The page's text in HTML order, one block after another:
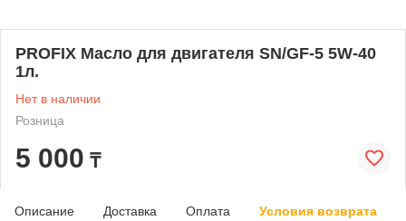
PROFIX Масло для двигателя SN/GF-5 5W-40
1л.
Нет в наличии
Розница
5 000 ₸
Описание Доставка Оплата Условия возврата